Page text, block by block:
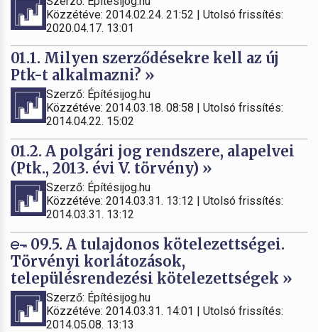
Közzétéve: 2014.02.24. 21:52 | Utolsó frissítés:
2020.04.17. 13:01
01.1. Milyen szerződésekre kell az új
Ptk-t alkalmazni? »
Szerző: Építésijog.hu
Közzétéve: 2014.03.18. 08:58 | Utolsó frissítés:
2014.04.22. 15:02
01.2. A polgári jog rendszere, alapelvei
(Ptk., 2013. évi V. törvény) »
Szerző: Építésijog.hu
Közzétéve: 2014.03.31. 13:12 | Utolsó frissítés:
2014.03.31. 13:12
09.5. A tulajdonos kötelezettségei.
Törvényi korlátozások,
településrendezési kötelezettségek »
Szerző: Építésijog.hu
Közzétéve: 2014.03.31. 14:01 | Utolsó frissítés:
2014.05.08. 13:13